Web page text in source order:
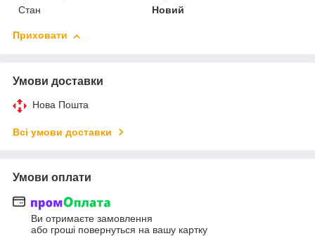
Стан
Новий
Приховати
Умови доставки
Нова Пошта
Всі умови доставки
Умови оплати
Ви отримаєте замовлення
або гроші повернуться на вашу картку